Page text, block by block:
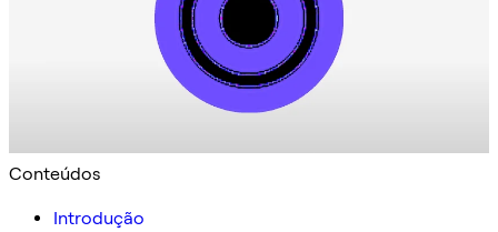
Conteúdos
Introdução